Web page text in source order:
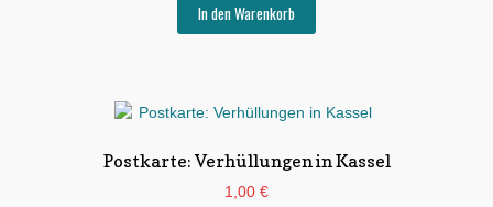
In den Warenkorb
Postkarte: Verhüllungen in Kassel
1,00 €